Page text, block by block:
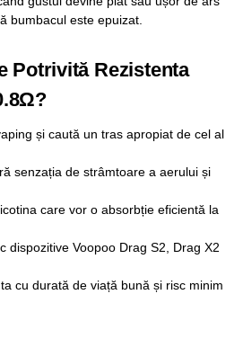
bumbacul este epuizat.
Potrivită Rezistenta
și caută un tras apropiat de cel al
senzația de strâmtoare a aerului și
care vor o absorbție eficientă la
dispozitive Voopoo Drag S2, Drag X2
cu durată de viață bună și risc minim